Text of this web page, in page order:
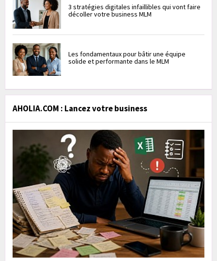
3 stratégies digitales infaillibles qui vont faire
décoller votre business MLM
Les fondamentaux pour bâtir une équipe
solide et performante dans le MLM
AHOLIA.COM : Lancez votre business